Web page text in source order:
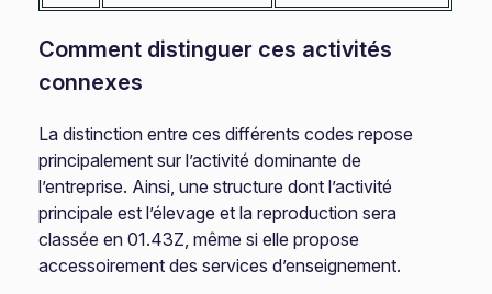
Comment distinguer ces activités
connexes
La distinction entre ces différents codes repose
principalement sur l’activité dominante de
l’entreprise. Ainsi, une structure dont l’activité
principale est l’élevage et la reproduction sera
classée en 01.43Z, même si elle propose
accessoirement des services d’enseignement.